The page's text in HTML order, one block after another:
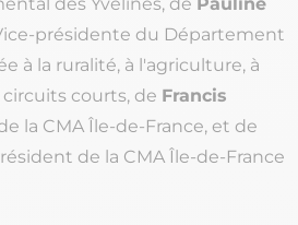
présidente du Département
à la ruralité, à l'agriculture, à
courts, de Francis
la CMA Île-de-France, et de
de la CMA Île-de-France